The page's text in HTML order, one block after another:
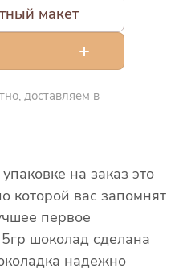
макет
доставляем в
на заказ это
которой вас запомнят
первое
шоколад сделана
надежно